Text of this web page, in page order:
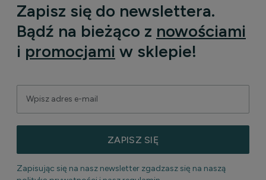
Zapisz się do newslettera.
Bądź na bieżąco z nowościami
i promocjami w sklepie!
ZAPISZ SIĘ
Zapisując się na nasz newsletter zgadzasz się na naszą